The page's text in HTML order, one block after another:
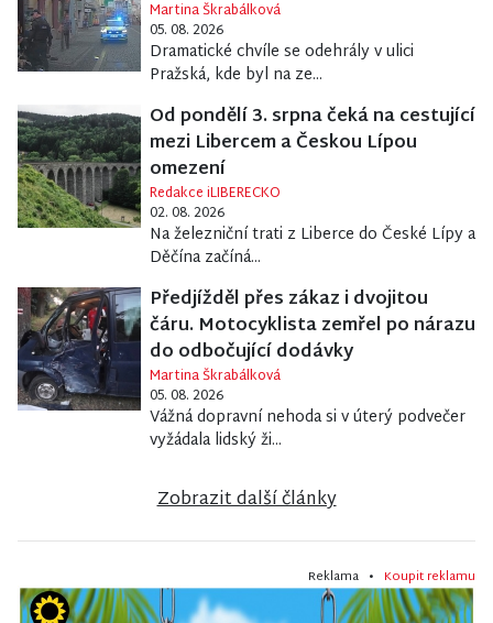
Martina Škrabálková
05. 08. 2026
Dramatické chvíle se odehrály v ulici
Pražská, kde byl na ze...
Od pondělí 3. srpna čeká na cestující
mezi Libercem a Českou Lípou
omezení
Redakce iLIBERECKO
02. 08. 2026
Na železniční trati z Liberce do České Lípy a
Děčína začíná...
Předjížděl přes zákaz i dvojitou
čáru. Motocyklista zemřel po nárazu
do odbočující dodávky
Martina Škrabálková
05. 08. 2026
Vážná dopravní nehoda si v úterý podvečer
vyžádala lidský ži...
Zobrazit další články
Reklama • Koupit reklamu